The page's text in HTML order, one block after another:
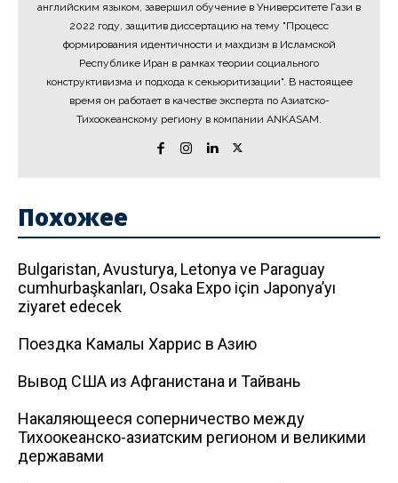
английским языком, завершил обучение в Университете Гази в
2022 году, защитив диссертацию на тему "Процесс
формирования идентичности и махдизм в Исламской
Республике Иран в рамках теории социального
конструктивизма и подхода к секьюритизации". В настоящее
время он работает в качестве эксперта по Азиатско-
Тихоокеанскому региону в компании ANKASAM.
Похожее
Bulgaristan, Avusturya, Letonya ve Paraguay
cumhurbaşkanları, Osaka Expo için Japonya’yı
ziyaret edecek
Поездка Камалы Харрис в Азию
Вывод США из Афганистана и Тайвань
Накаляющееся соперничество между
Тихоокеанско-азиатским регионом и великими
державами